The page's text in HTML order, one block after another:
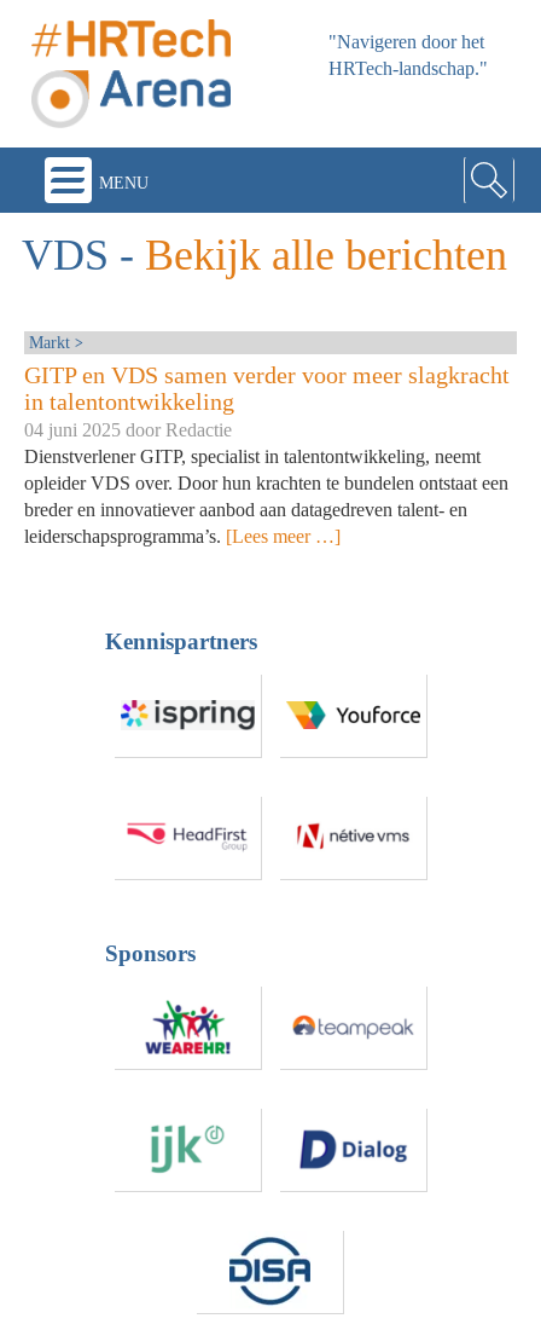
"Navigeren door het
HRTech-landschap."
menu
VDS - Bekijk alle berichten
Markt
GITP en VDS samen verder voor meer slagkracht
in talentontwikkeling
04 juni 2025 doorRedactie
Dienstverlener GITP, specialist in talentontwikkeling, neemt
opleider VDS over. Door hun krachten te bundelen ontstaat een
breder en innovatiever aanbod aan datagedreven talent- en
leiderschapsprogramma’s. [Lees meer …]
Kennispartners
Sponsors